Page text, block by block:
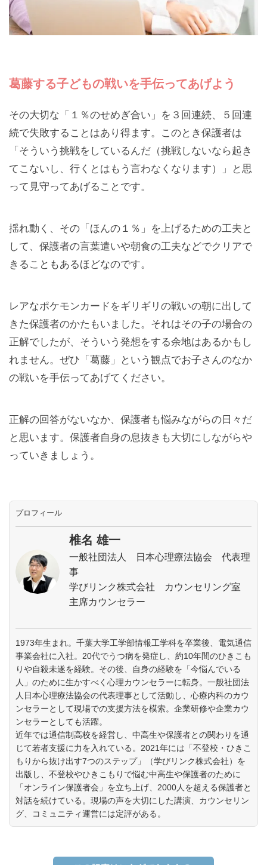
葛藤する子どもの戦いを手伝ってあげよう
その大切な「１％のせめぎ合い」を３回連続、５回連
続で失敗することはあり得ます。このとき保護者は
「そういう挑戦をしているんだ（挑戦しないなら起き
てこないし、行くとはもう言わなくなります）」と思
って見守ってあげることです。
揺れ動く、その「ほんの１％」を上げるための工夫と
して、保護者の言葉遣いや朝食の工夫などでクリアで
きることもあるほどなのです。
レアなポケモンカードをギリギリの戦いの朝に出して
きた保護者のかたもいました。それはその子の場合の
正解でしたが、そういう発想をする余地はあるかもし
れません。ぜひ「葛藤」という観点でお子さんのなか
の戦いを手伝ってあげてください。
正解の回答がないなか、保護者も悩みながらの日々だ
と思います。保護者自身の息抜きも大切にしながらや
っていきましょう。
プロフィール
椎名 雄一
一般社団法人 日本心理療法協会 代表理
事
学びリンク株式会社 カウンセリング室
主席カウンセラー
1973年生まれ。千葉大学工学部情報工学科を卒業後、電気通信
事業会社に入社。20代でうつ病を発症し、約10年間のひきこも
りや自殺未遂を経験。その後、自身の経験を「今悩んでいる
人」のために生かすべく心理カウンセラーに転身。一般社団法
人日本心理療法協会の代表理事として活動し、心療内科のカウ
ンセラーとして現場での支援方法を模索。企業研修や企業カウ
ンセラーとしても活躍。
近年では通信制高校を経営し、中高生や保護者との関わりを通
じて若者支援に力を入れている。2021年には「不登校・ひきこ
もりから抜け出す7つのステップ」（学びリンク株式会社）を
出版し、不登校やひきこもりで悩む中高生や保護者のために
「オンライン保護者会」を立ち上げ、2000人を超える保護者と
対話を続けている。現場の声を大切にした講演、カウンセリン
グ、コミュニティ運営には定評がある。